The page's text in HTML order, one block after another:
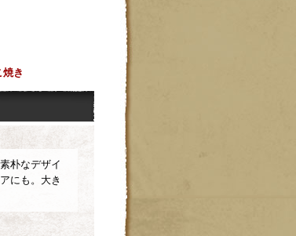
き
朴なデザイ
にも。大き